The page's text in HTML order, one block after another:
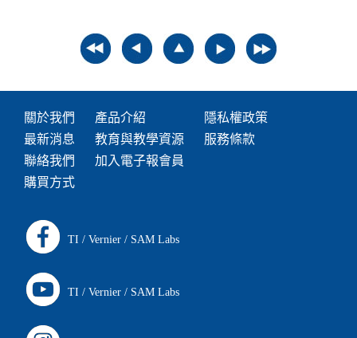
關於我們
最新消息
聯絡我們
購買方式
產品介紹
教育與教學資源
加入電子報會員
隱私權政策
服務條款
TI / Vernier / SAM Labs
TI / Vernier / SAM Labs